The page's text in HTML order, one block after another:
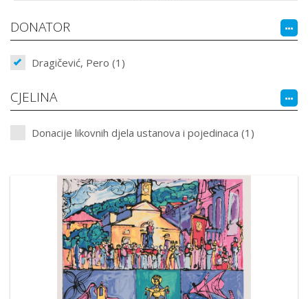
DONATOR
Dragičević, Pero (1)
CJELINA
Donacije likovnih djela ustanova i pojedinaca (1)